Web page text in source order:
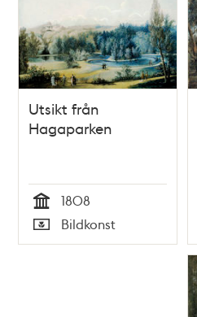
Utsikt från
Hagaparken
Tid
1808
Typ
Bildkonst